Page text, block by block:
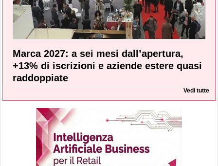
Marca 2027: a sei mesi dall’apertura,
+13% di iscrizioni e aziende estere quasi
raddoppiate
Vedi tutte